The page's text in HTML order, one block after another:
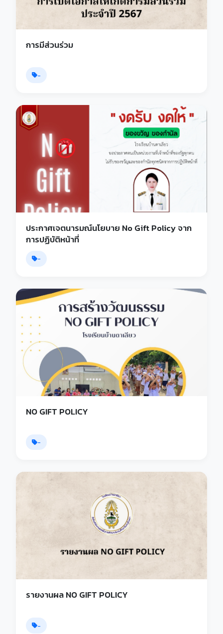
การมีส่วนร่วม
-
ประกาศเจตนารมณ์นโยบาย No Gift Policy จาก
การปฏิบัติหน้าที่
-
NO GIFT POLICY
-
รายงานผล NO GIFT POLICY
-